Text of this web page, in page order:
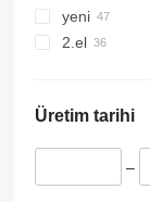
yeni
2.el
Üretim tarihi
–